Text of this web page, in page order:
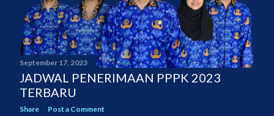
September 17, 2023
JADWAL PENERIMAAN PPPK 2023
TERBARU
Share Post a Comment